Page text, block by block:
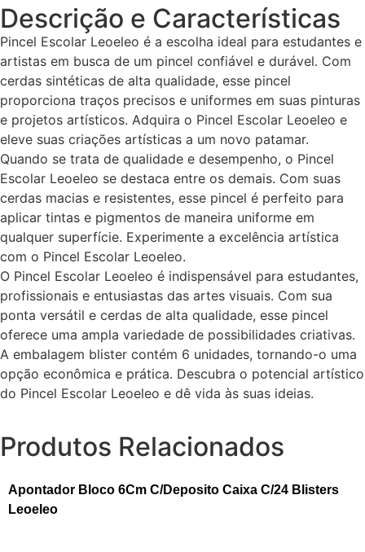
Descrição e Características
Pincel Escolar Leoeleo é a escolha ideal para estudantes e
artistas em busca de um pincel confiável e durável. Com
cerdas sintéticas de alta qualidade, esse pincel
proporciona traços precisos e uniformes em suas pinturas
e projetos artísticos. Adquira o Pincel Escolar Leoeleo e
eleve suas criações artísticas a um novo patamar.
Quando se trata de qualidade e desempenho, o Pincel
Escolar Leoeleo se destaca entre os demais. Com suas
cerdas macias e resistentes, esse pincel é perfeito para
aplicar tintas e pigmentos de maneira uniforme em
qualquer superfície. Experimente a excelência artística
com o Pincel Escolar Leoeleo.
O Pincel Escolar Leoeleo é indispensável para estudantes,
profissionais e entusiastas das artes visuais. Com sua
ponta versátil e cerdas de alta qualidade, esse pincel
oferece uma ampla variedade de possibilidades criativas.
A embalagem blister contém 6 unidades, tornando-o uma
opção econômica e prática. Descubra o potencial artístico
do Pincel Escolar Leoeleo e dê vida às suas ideias.
Produtos Relacionados
Apontador Bloco 6Cm C/Deposito Caixa C/24 Blisters
Leoeleo